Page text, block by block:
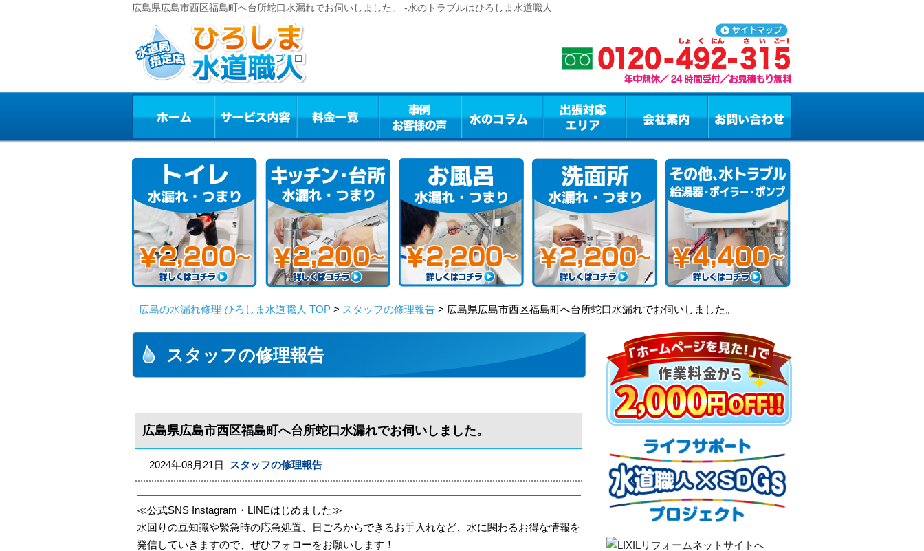
広島県広島市西区福島町へ台所蛇口水漏れでお伺いしました。 -水のトラブルはひろしま水道職人
広島の水漏れ修理 ひろしま水道職人 TOP > スタッフの修理報告 > 広島県広島市西区福島町へ台所蛇口水漏れでお伺いしました。
スタッフの修理報告
広島県広島市西区福島町へ台所蛇口水漏れでお伺いしました。
2024年08月21日 スタッフの修理報告
≪公式SNS Instagram・LINEはじめました≫
水回りの豆知識や緊急時の応急処置、日ごろからできるお手入れなど、水に関わるお得な情報を
発信していきますので、ぜひフォローをお願いします！